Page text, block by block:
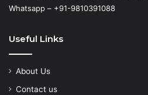
Whatsapp – +91-9810391088
Useful Links
About Us
Contact us